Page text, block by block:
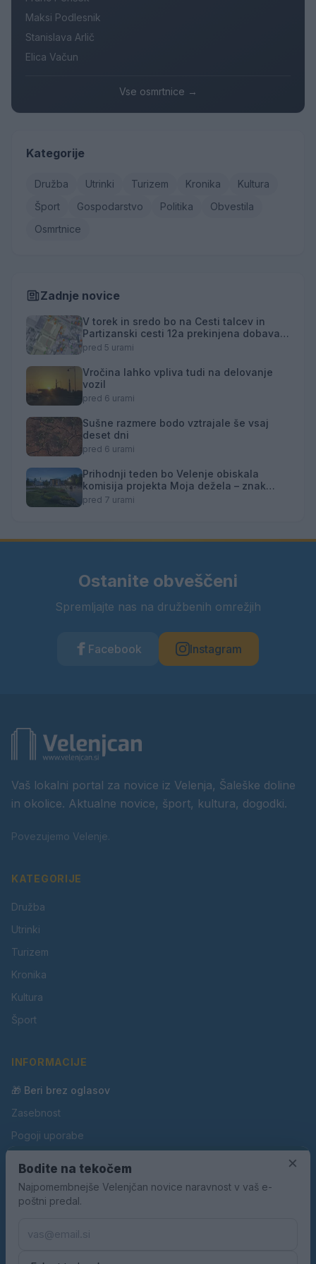
Maksi Podlesnik
Stanislava Arlič
Elica Vačun
Vse osmrtnice →
Kategorije
Družba Utrinki Turizem Kronika
Kultura
Šport
Gospodarstvo Politika
Obvestila
Osmrtnice
Zadnje novice
V torek in sredo bo na Cesti talcev in
Partizanski cesti 12a prekinjena dobava
toplotne energije
pred 5 urami
Vročina lahko vpliva tudi na delovanje
vozil
pred 6 urami
Sušne razmere bodo vztrajale še vsaj
deset dni
pred 6 urami
Prihodnji teden bo Velenje obiskala
komisija projekta Moja dežela – znak
gostoljubnosti
pred 7 urami
Ostanite obveščeni
Spremljajte nas na družbenih omrežjih
Facebook Instagram
Vaš lokalni portal za novice iz Velenja, Šaleške doline
in okolice. Aktualne novice, šport, kultura, dogodki.
Povezujemo Velenje.
KATEGORIJE
Družba
Utrinki
Turizem
Kronika
Kultura
Šport
INFORMACIJE
🎁 Beri brez oglasov
Zasebnost
Pogoji uporabe
Oglaševanje
Kontakt
×
Bodite na tekočem
Najpomembnejše Velenjčan novice naravnost v vaš e-
poštni predal.